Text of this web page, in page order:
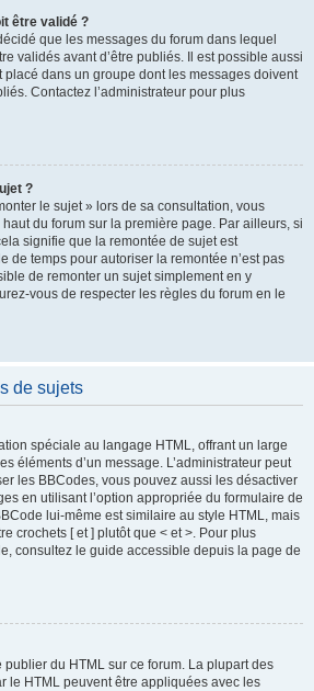
être validé ?
que les messages du forum dans lequel
validés avant d’être publiés. Il est possible aussi
placé dans un groupe dont les messages doivent
Contactez l’administrateur pour plus
?
le sujet » lors de sa consultation, vous
du forum sur la première page. Par ailleurs, si
signifie que la remontée de sujet est
de temps pour autoriser la remontée n’est pas
de remonter un sujet simplement en y
vous de respecter les règles du forum en le
de sujets
spéciale au langage HTML, offrant un large
éléments d’un message. L’administrateur peut
les BBCodes, vous pouvez aussi les désactiver
en utilisant l’option appropriée du formulaire de
lui-même est similaire au style HTML, mais
crochets [ et ] plutôt que < et >. Pour plus
consultez le guide accessible depuis la page de
publier du HTML sur ce forum. La plupart des
le HTML peuvent être appliquées avec les